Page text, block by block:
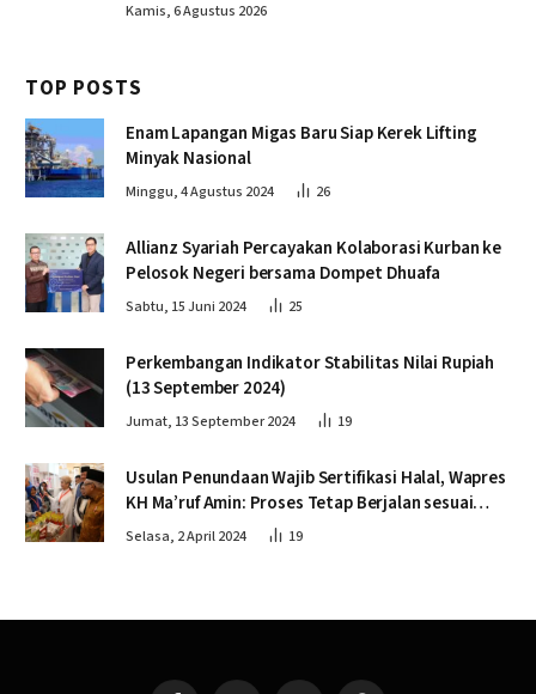
Kamis, 6 Agustus 2026
TOP POSTS
Enam Lapangan Migas Baru Siap Kerek Lifting
Minyak Nasional
Minggu, 4 Agustus 2024 26
Allianz Syariah Percayakan Kolaborasi Kurban ke
Pelosok Negeri bersama Dompet Dhuafa
Sabtu, 15 Juni 2024 25
Perkembangan Indikator Stabilitas Nilai Rupiah
(13 September 2024)
Jumat, 13 September 2024 19
Usulan Penundaan Wajib Sertifikasi Halal, Wapres
KH Ma’ruf Amin: Proses Tetap Berjalan sesuai
Penahapan
Selasa, 2 April 2024 19